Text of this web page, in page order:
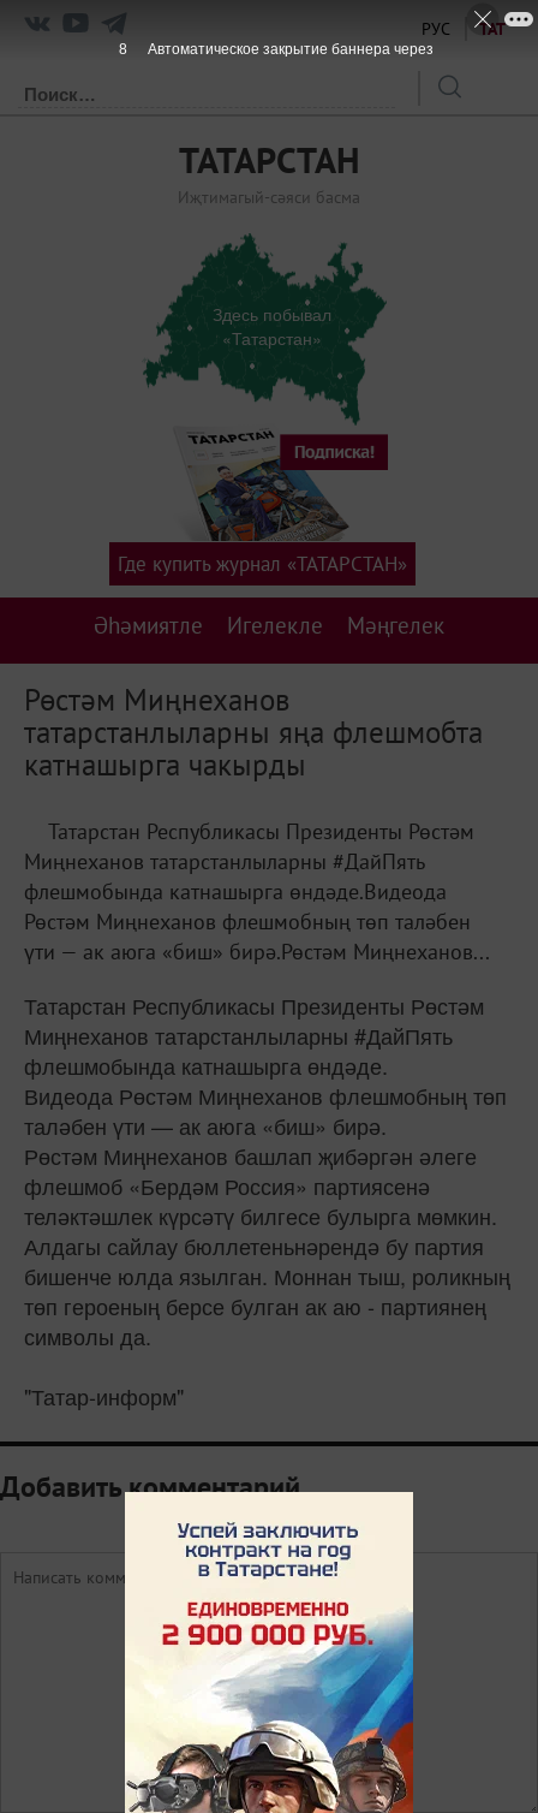
РУС ТАТ
ТАТАРСТАН
Иҗтимагый-сәяси басма
Здесь побывал
«Татарстан»
Әһәмиятле Игелекле Мәңгелек
Где купить журнал «ТАТАРСТАН»
Рөстәм Миңнеханов
татарстанлыларны яңа флешмобта
катнашырга чакырды
Татарстан Республикасы Президенты Рөстәм
Миңнеханов татарстанлыларны #ДайПять
флешмобында катнашырга өндәде.Видеода
Рөстәм Миңнеханов флешмобның төп таләбен
үти — ак аюга «биш» бирә.Рөстәм Миңнеханов...
Татарстан Республикасы Президенты Рөстәм
Миңнеханов татарстанлыларны #ДайПять
флешмобында катнашырга өндәде.
Видеода Рөстәм Миңнеханов флешмобның төп
таләбен үти — ак аюга «биш» бирә.
Рөстәм Миңнеханов башлап җибәргән әлеге
флешмоб «Бердәм Россия» партиясенә
теләктәшлек күрсәтү билгесе булырга мөмкин.
Алдагы сайлау бюллетеньнәрендә бу партия
бишенче юлда язылган. Моннан тыш, роликның
төп героеның берсе булган ак аю - партиянең
символы да.
"Татар-информ"
Добавить комментарий
8 Автоматическое закрытие баннера через